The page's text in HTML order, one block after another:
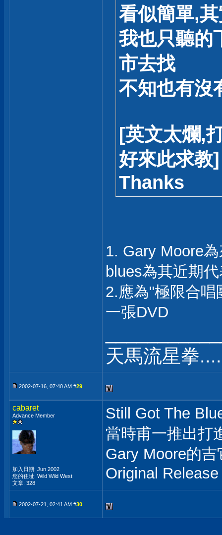
看似簡單,
我也只聽的
市去找
不知也有沒
[英文太爛,
好來此求教]
Thanks
1. Gary Moore
blues為其近期
2.應為"極限合
一張DVD
天馬流星拳
2002-07-16, 07:40 AM #29
cabaret
Advance Member
加入日期: Jun 2002
您的住址: Wild Wild West
文章: 328
Still Got The
當時甫一推出打
Gary Moore的
Original
2002-07-21, 02:41 AM #30